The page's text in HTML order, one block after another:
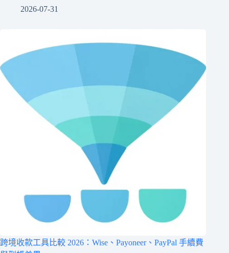
2026-07-31
跨境收款工具比較 2026：Wise、Payoneer、PayPal 手續費